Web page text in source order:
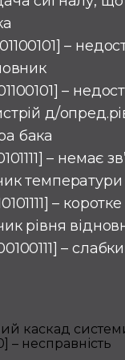
–
–
д/
бака
– немає
–
рівня
–
каскад
– несправність